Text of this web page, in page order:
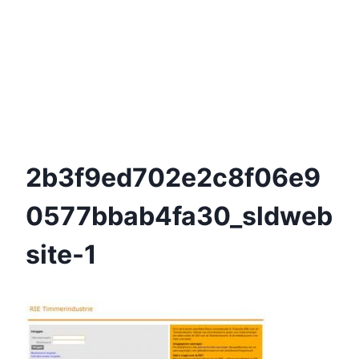
2b3f9ed702e2c8f06e9
0577bbab4fa30_sldweb
Site-1